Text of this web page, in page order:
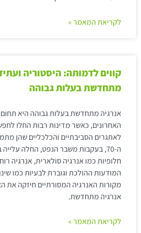
לקריאת המאמר »
קווים לדמותה: היסטוריה
מתחדשת בעלות גבוהה
אנרגיה מתחדשת בעלות גבוהה היא
האחרונים, כאשר מדינות רבות החלו
לאתגרים הסביבתיים והכלכליים שהן
ה-70, בעקבות משבר הנפט, החלה
חלופיות כמו אנרגיה סולארית, אנרגיה
המודעות ההולכת וגוברת לבעיות כמו
מקורות האנרגיה המסורתיים חיזקה את
אנרגיה מתחדשת.
לקריאת המאמר »